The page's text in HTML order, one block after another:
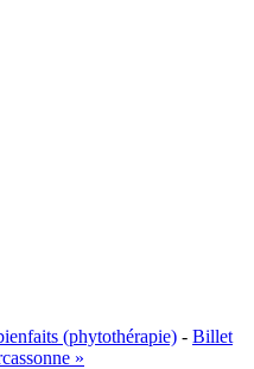
(phytothérapie) - Billet
»